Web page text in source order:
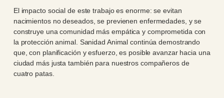
El impacto social de este trabajo es enorme: se evitan
nacimientos no deseados, se previenen enfermedades, y se
construye una comunidad más empática y comprometida con
la protección animal. Sanidad Animal continúa demostrando
que, con planificación y esfuerzo, es posible avanzar hacia una
ciudad más justa también para nuestros compañeros de
cuatro patas.